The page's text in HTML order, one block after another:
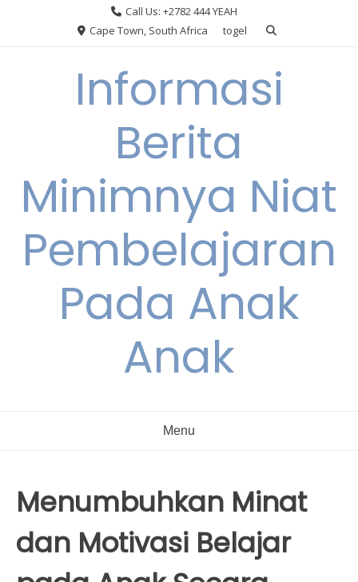
Call Us: +2782 444 YEAH
Cape Town, South Africa
togel
Informasi
Berita
Minimnya Niat
Pembelajaran
Pada Anak
Anak
Menu
Menumbuhkan Minat
dan Motivasi Belajar